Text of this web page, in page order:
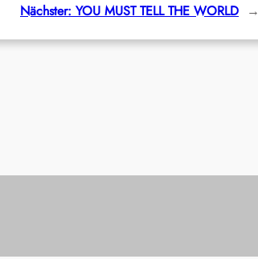
Nächster: YOU MUST TELL THE WORLD →